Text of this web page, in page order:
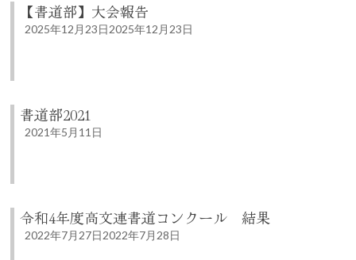
【書道部】大会報告
2025年12月23日2025年12月23日
書道部2021
2021年5月11日
令和4年度高文連書道コンクール 結果
2022年7月27日2022年7月28日